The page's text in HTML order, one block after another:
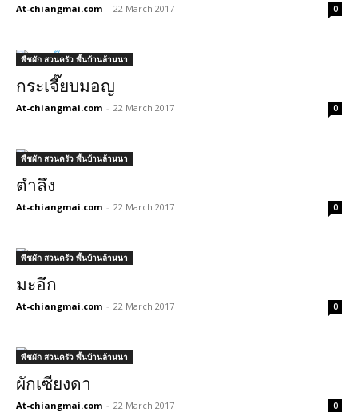
At-chiangmai.com - 22 March 2017 0
พืชผัก สวนครัว พื้นบ้านล้านนา
กระเจี๊ยบมอญ
At-chiangmai.com - 22 March 2017 0
พืชผัก สวนครัว พื้นบ้านล้านนา
ตำลึง
At-chiangmai.com - 22 March 2017 0
พืชผัก สวนครัว พื้นบ้านล้านนา
มะอึก
At-chiangmai.com - 22 March 2017 0
พืชผัก สวนครัว พื้นบ้านล้านนา
ผักเซียงดา
At-chiangmai.com - 22 March 2017 0